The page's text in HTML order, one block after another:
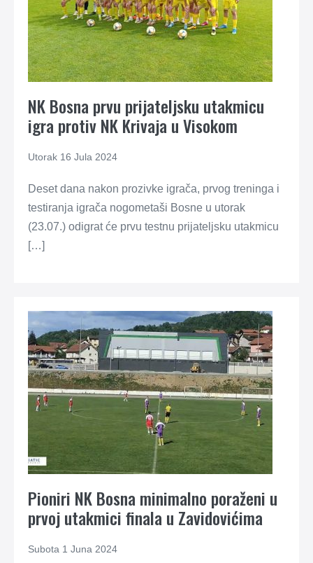
NK Bosna prvu prijateljsku utakmicu
igra protiv NK Krivaja u Visokom
Utorak 16 Jula 2024
Deset dana nakon prozivke igrača, prvog treninga i
testiranja igrača nogometaši Bosne u utorak
(23.07.) odigrat će prvu testnu prijateljsku utakmicu
[…]
Pioniri NK Bosna minimalno poraženi u
prvoj utakmici finala u Zavidovićima
Subota 1 Juna 2024